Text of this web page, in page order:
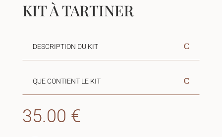
KIT À TARTINER
DESCRIPTION DU KIT
QUE CONTIENT LE KIT
35.00 €